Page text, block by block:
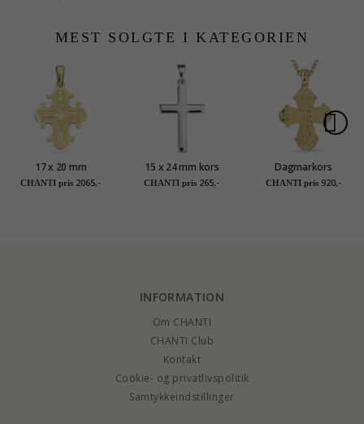
MEST SOLGTE I KATEGORIEN
17 x 20 mm
dagmarkors med
CHANTI pris 2065,-
15 x 24 mm kors
vedhæng i sølv -
CHANTI pris 265,-
Dagmarkors
halskæde i forgyldt
CHANTI pris 920,-
INFORMATION
Om CHANTI
CHANTI Club
Kontakt
Cookie- og privatlivspolitik
Samtykkeindstillinger